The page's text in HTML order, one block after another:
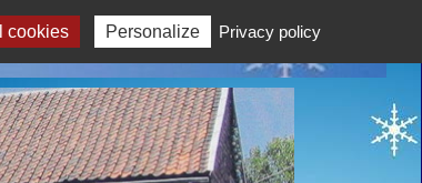
à nos diverses activités en toute
cookies Personalize Privacy policy